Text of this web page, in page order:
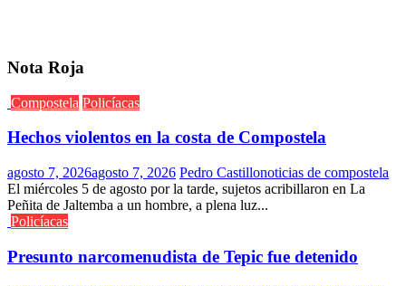
Nota Roja
Compostela Policíacas
Hechos violentos en la costa de Compostela
agosto 7, 2026agosto 7, 2026 Pedro Castillonoticias de compostela
El miércoles 5 de agosto por la tarde, sujetos acribillaron en La
Peñita de Jaltemba a un hombre, a plena luz...
Policíacas
Presunto narcomenudista de Tepic fue detenido